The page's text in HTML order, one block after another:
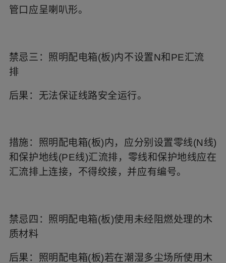
管口应呈喇叭形。
禁忌三：照明配电箱(板)内不设置N和PE汇流
排
后果：无法保证线路安全运行。
措施：照明配电箱(板)内，应分别设置零线(N线)
和保护地线(PE线)汇流排，零线和保护地线应在
汇流排上连接，不得绞接，并应有编号。
禁忌四：照明配电箱(板)使用未经阻燃处理的木
质材料
后果：照明配电箱(板)若在潮湿多尘场所使用木